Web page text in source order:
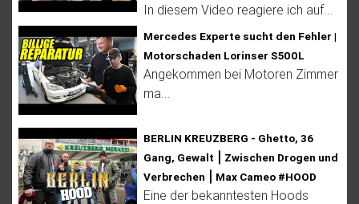
In diesem Video reagiere ich auf...
Mercedes Experte sucht den Fehler |
Motorschaden Lorinser S500L
Angekommen bei Motoren Zimmer
ma...
BERLIN KREUZBERG - Ghetto, 36
Gang, Gewalt ⎮ Zwischen Drogen und
Verbrechen ⎮ Max Cameo #HOOD
Eine der bekanntesten Hoods